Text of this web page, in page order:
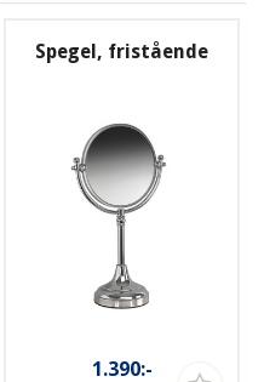
Spegel, fristående
1.390:-